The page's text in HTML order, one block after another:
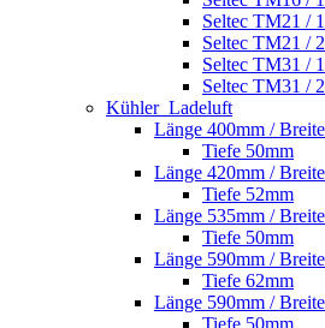
Seltec TM21 /
Seltec TM21 /
Seltec TM31 /
Seltec TM31 /
Kühler_Ladeluft
Länge 400mm /
Tiefe 50mm
Länge 420mm /
Tiefe 52mm
Länge 535mm /
Tiefe 50mm
Länge 590mm /
Tiefe 62mm
Länge 590mm /
Tiefe 50mm